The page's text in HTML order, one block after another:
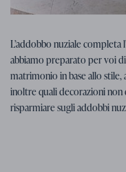
Consigli per il
Consigli, idee e
decorazioni
L’addobbo nuziale completa
abbiamo preparato per voi
matrimonio in base allo
inoltre quali decorazioni
risparmiare sugli addobbi